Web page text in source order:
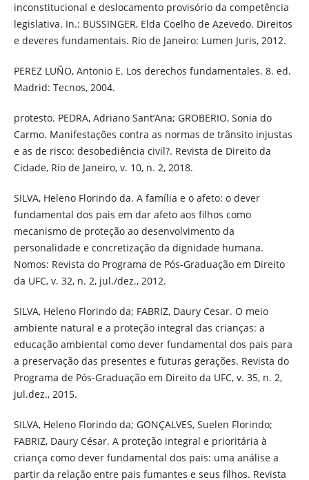
inconstitucional e deslocamento provisório da competência
legislativa. In.: BUSSINGER, Elda Coelho de Azevedo. Direitos
e deveres fundamentais. Rio de Janeiro: Lumen Juris, 2012.
PEREZ LUÑO, Antonio E. Los derechos fundamentales. 8. ed.
Madrid: Tecnos, 2004.
protesto. PEDRA, Adriano Sant’Ana; GROBERIO, Sonia do
Carmo. Manifestações contra as normas de trânsito injustas
e as de risco: desobediência civil?. Revista de Direito da
Cidade, Rio de Janeiro, v. 10, n. 2, 2018.
SILVA, Heleno Florindo da. A família e o afeto: o dever
fundamental dos pais em dar afeto aos filhos como
mecanismo de proteção ao desenvolvimento da
personalidade e concretização da dignidade humana.
Nomos: Revista do Programa de Pós-Graduação em Direito
da UFC, v. 32, n. 2, jul./dez., 2012.
SILVA, Heleno Florindo da; FABRIZ, Daury Cesar. O meio
ambiente natural e a proteção integral das crianças: a
educação ambiental como dever fundamental dos pais para
a preservação das presentes e futuras gerações. Revista do
Programa de Pós-Graduação em Direito da UFC, v. 35, n. 2,
jul.dez., 2015.
SILVA, Heleno Florindo da; GONÇALVES, Suelen Florindo;
FABRIZ, Daury César. A proteção integral e prioritária à
criança como dever fundamental dos pais: uma análise a
partir da relação entre pais fumantes e seus filhos. Revista